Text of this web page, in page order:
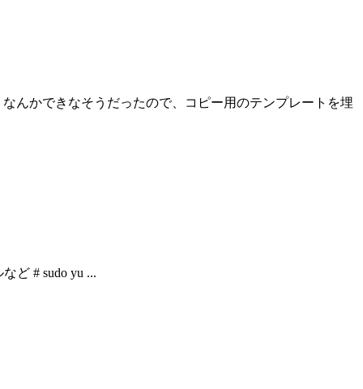
んかできなそうだったので、コピー用のテンプレートを埋
ど # sudo yu ...